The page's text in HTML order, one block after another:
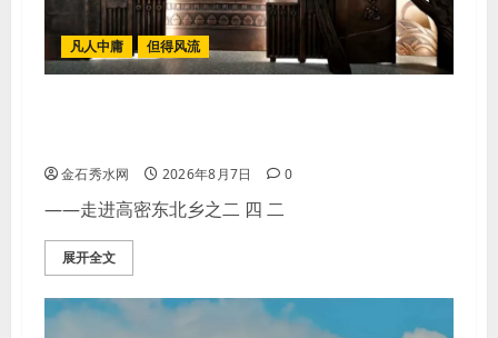
凡人中庸 但得风流
金石秀水网 2026年8月7日 0
——走进高密东北乡之二 四 二
展开全文